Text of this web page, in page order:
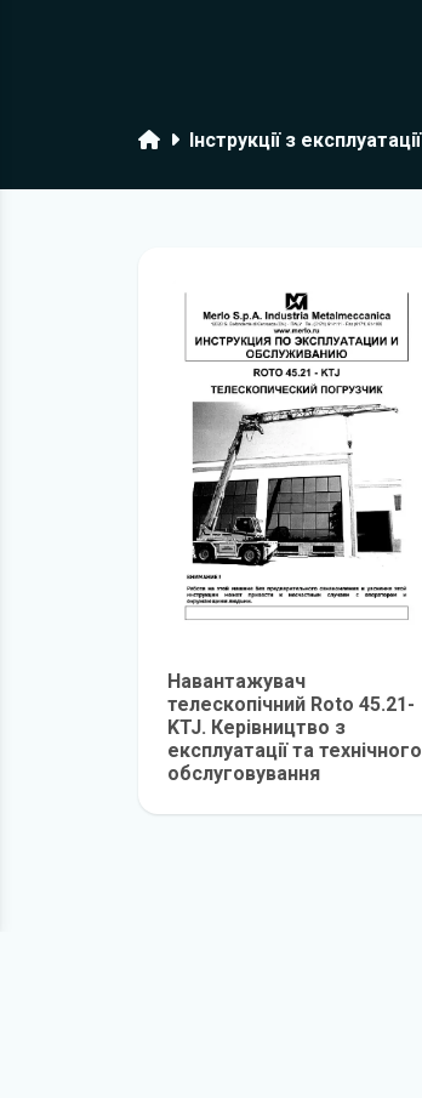
ГоловнаІнструкції з експлуатації
Навантажувач
телескопічний Roto 45.21-
KTJ. Керівництво з
експлуатації та технічного
обслуговування